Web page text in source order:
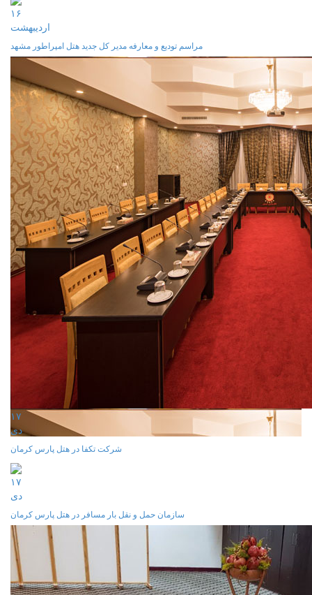
۱۶
ارديبهشت
مراسم تودیع و معارفه مدیر کل جدید هتل امپراطور مشهد
۱۷
دی
شرکت تکفا در هتل پارس کرمان
۱۷
دی
سازمان حمل و نقل بار مسافر در هتل پارس کرمان